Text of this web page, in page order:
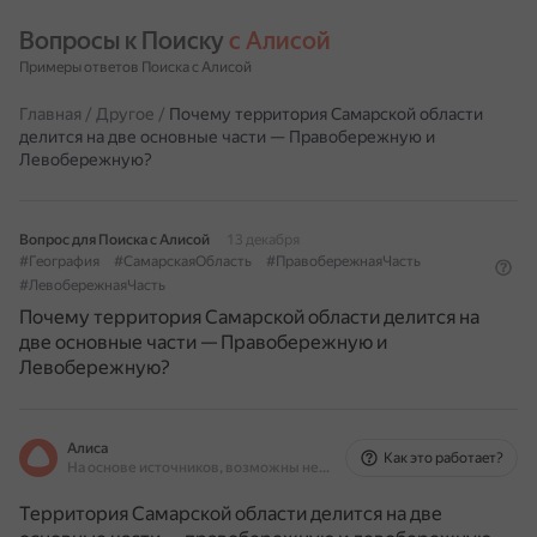
Вопросы к Поиску с Алисой
Примеры ответов Поиска с Алисой
Главная / Другое / Почему территория Самарской области
делится на две основные части — Правобережную и
Левобережную?
Вопрос для Поиска с Алисой
13 декабря
#География
#СамарскаяОбласть
#ПравобережнаяЧасть
#ЛевобережнаяЧасть
Почему территория Самарской области делится на
две основные части — Правобережную и
Левобережную?
Алиса
На основе источников, возможны неточности
Как это работает?
Территория Самарской области делится на две